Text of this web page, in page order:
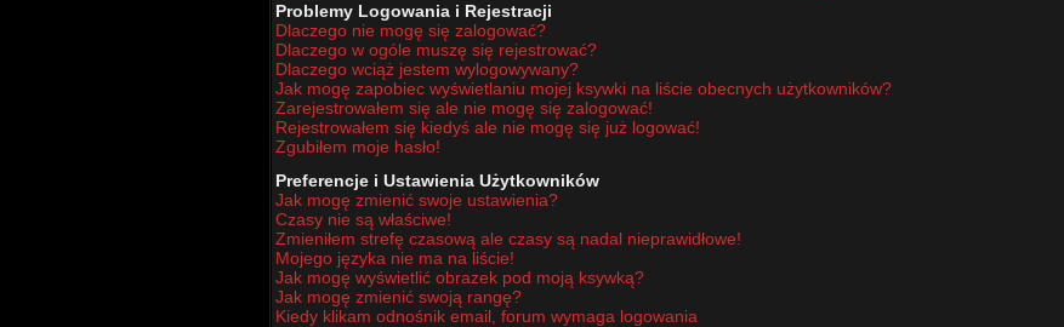
Problemy Logowania i Rejestracji
Dlaczego nie mogę się zalogować?
Dlaczego w ogóle muszę się rejestrować?
Dlaczego wciąż jestem wylogowywany?
Jak mogę zapobiec wyświetlaniu mojej ksywki na liście obecnych użytkowników?
Zarejestrowałem się ale nie mogę się zalogować!
Rejestrowałem się kiedyś ale nie mogę się już logować!
Zgubiłem moje hasło!
Preferencje i Ustawienia Użytkowników
Jak mogę zmienić swoje ustawienia?
Czasy nie są właściwe!
Zmieniłem strefę czasową ale czasy są nadal nieprawidłowe!
Mojego języka nie ma na liście!
Jak mogę wyświetlić obrazek pod moją ksywką?
Jak mogę zmienić swoją rangę?
Kiedy klikam odnośnik email, forum wymaga logowania